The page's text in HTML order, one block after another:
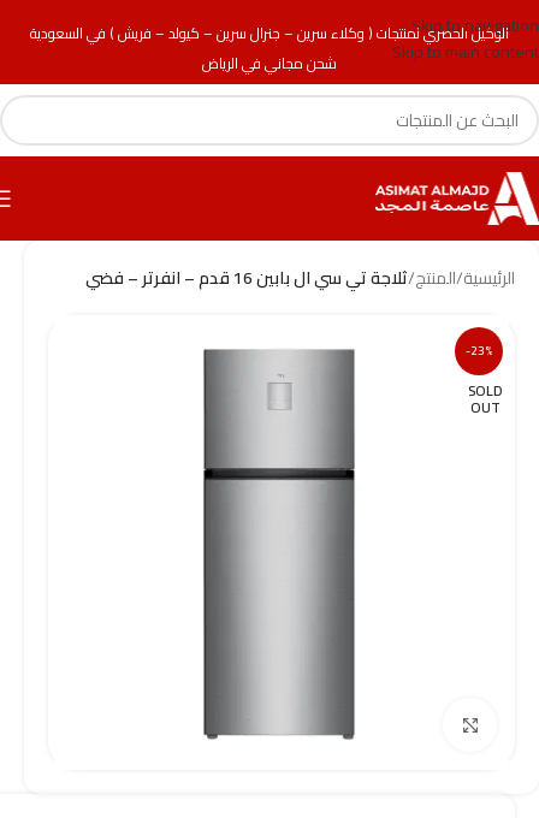
الوكيل الحصري لمنتجات ( وكلاء سرين – جنرال سرين – كيولد – فريش ) في السعودية
شحن مجاني في الرياض
Skip to navigation
Skip to main content
الرئيسية/المنتج/ثلاجة تي سي ال بابين 16 قدم – انفرتر – فضي
-23%
SOLD
OUT